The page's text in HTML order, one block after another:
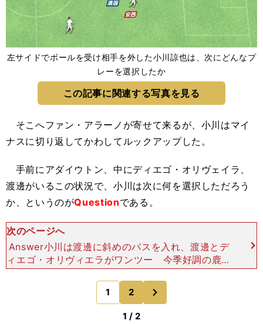
左サイドでボールを受け相手を外した小川諒也は、次にどんなプ
レーを選択したか
この記事に関連する写真を見る
そこへファン・アラーノが寄せて来るが、小川はマイ
ナスに切り返してかわしてルックアップした。
手前にアダイウトン、中にディエゴ・オリヴェイラ、
渡邊がいるこの状況で、小川は次に何を選択しただろう
か、というのがQuestionである。
次のページへ
Answer小川は渡邊に斜めのパスを入れ、渡邊とデ
ィエゴ・オリヴィエラがワンツー 今季好調の鹿島
は、ここまで強烈なハイプレスで相手を苦しめてき
た。しかし、そのプレスを剥がされる、あるいはプ
レスが効か
1 2
1 / 2